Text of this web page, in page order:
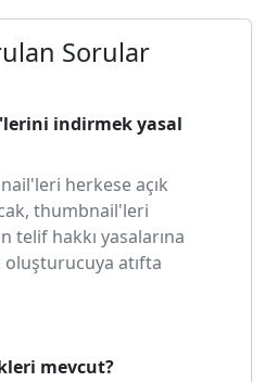
Sorular
indirmek yasal
herkese açık
thumbnail'leri
telif hakkı yasalarına
atıfta
mevcut?